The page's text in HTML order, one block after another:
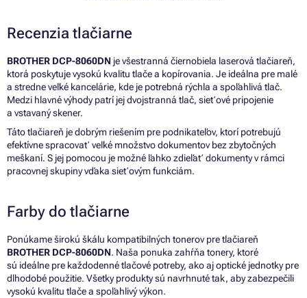
Recenzia tlačiarne
BROTHER DCP-8060DN je všestranná čiernobiela laserová tlačiareň,
ktorá poskytuje vysokú kvalitu tlače a kopírovania. Je ideálna pre malé
a stredne veľké kancelárie, kde je potrebná rýchla a spoľahlivá tlač.
Medzi hlavné výhody patrí jej dvojstranná tlač, sieťové pripojenie
a vstavaný skener.
Táto tlačiareň je dobrým riešením pre podnikateľov, ktorí potrebujú
efektívne spracovať veľké množstvo dokumentov bez zbytočných
meškaní. S jej pomocou je možné ľahko zdieľať dokumenty v rámci
pracovnej skupiny vďaka sieťovým funkciám.
Farby do tlačiarne
Ponúkame širokú škálu kompatibilných tonerov pre tlačiareň
BROTHER DCP-8060DN. Naša ponuka zahŕňa tonery, ktoré
sú ideálne pre každodenné tlačové potreby, ako aj optické jednotky pre
dlhodobé použitie. Všetky produkty sú navrhnuté tak, aby zabezpečili
vysokú kvalitu tlače a spoľahlivý výkon.